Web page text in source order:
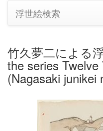
浮世絵検索
竹久夢二による
the series
(Nagasaki junikei